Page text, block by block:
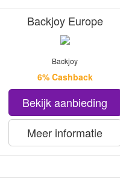
Backjoy Europe
Backjoy
6% Cashback
Bekijk aanbieding
Meer informatie